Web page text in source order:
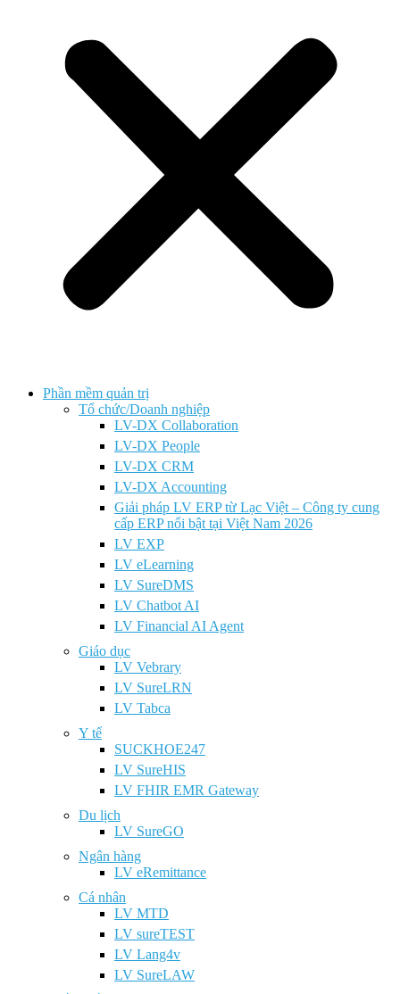
Phần mềm quản trị
Tổ chức/Doanh nghiệp
LV-DX Collaboration
LV-DX People
LV-DX CRM
LV-DX Accounting
Giải pháp LV ERP từ Lạc Việt – Công ty cung
cấp ERP nổi bật tại Việt Nam 2026
LV EXP
LV eLearning
LV SureDMS
LV Chatbot AI
LV Financial AI Agent
Giáo dục
LV Vebrary
LV SureLRN
LV Tabca
Y tế
SUCKHOE247
LV SureHIS
LV FHIR EMR Gateway
Du lịch
LV SureGO
Ngân hàng
LV eRemittance
Cá nhân
LV MTD
LV sureTEST
LV Lang4v
LV SureLAW